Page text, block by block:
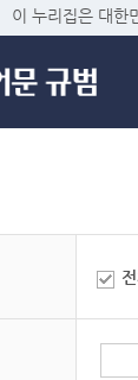
이 누리집은 대한
전